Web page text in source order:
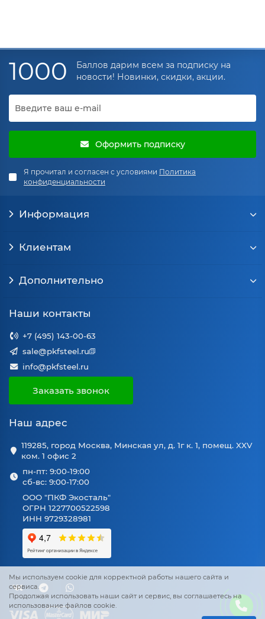
Мы используем cookie для корректной работы нашего сайта и
сервиса.
Продолжая использовать наши сайт и сервис, вы соглашаетесь на
использование файлов cookie.
1000
Баллов дарим всем за подписку на
новости! Новинки, скидки, акции.
Оформить подписку
Я прочитал и согласен с условиями Политика
конфиденциальности
Информация
Клиентам
Дополнительно
Наши контакты
+7 (495) 143-00-63
sale@pkfsteel.ru
info@pkfsteel.ru
Заказать звонок
Наш адрес
119285, город Москва, Минская ул, д. 1г к. 1, помещ. XXV
ком. 1 офис 2
пн-пт: 9:00-19:00
сб-вс: 9:00-17:00
ООО "ПКФ Экосталь"
ОГРН 1227700522598
ИНН 9729328981